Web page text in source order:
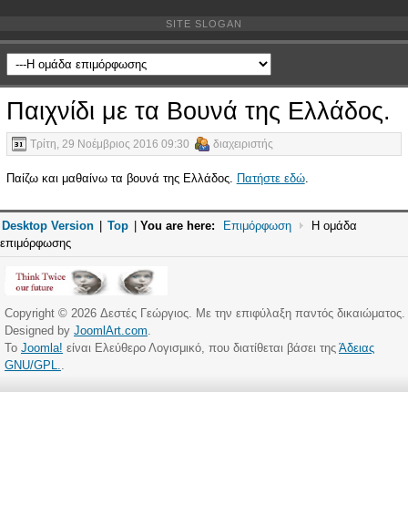
SITE SLOGAN
Παιχνίδι με τα Βουνά της Ελλάδος.
Τρίτη, 29 Νοέμβριος 2016 09:30 διαχειριστής
Παίζω και μαθαίνω τα βουνά της Ελλάδος. Πατήστε εδώ.
Desktop Version Top You are here: Επιμόρφωση
Η ομάδα
επιμόρφωσης
Copyright © 2026 Δεστές Γεώργιος. Με την επιφύλαξη παντός δικαιώματος.
Designed by JoomlArt.com
Το Joomla! είναι Ελεύθερο Λογισμικό, που διατίθεται βάσει της Άδειας
GNU/GPL.